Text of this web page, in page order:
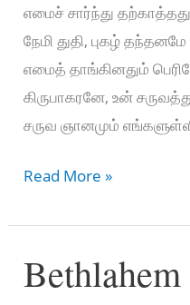
எமைச் சார்ந்து
நேமி துதி, புகழ்
எமைத் தாங்கினதும்
கிருபாகரனே, உன்
சருவ ஞானமும்
Vanthanam
–
வந்தனம்
வந்தனமே
Read More »